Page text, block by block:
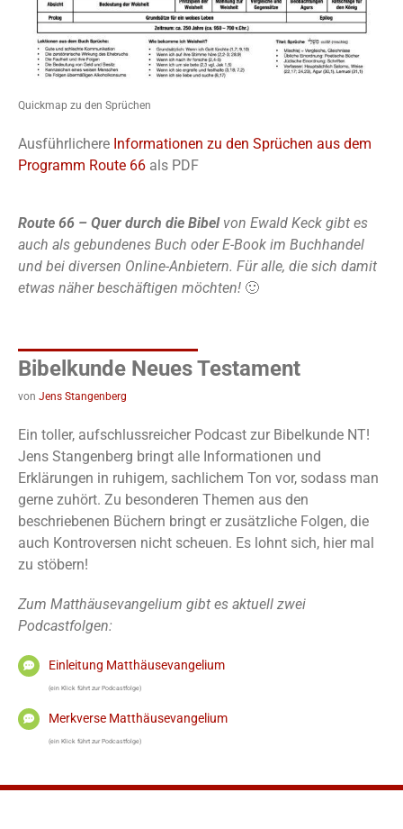
Quickmap zu den Sprüchen
Ausführlichere Informationen zu den Sprüchen aus dem
Programm Route 66 als PDF
Route 66 – Quer durch die Bibel von Ewald Keck gibt es
auch als gebundenes Buch oder E-Book im Buchhandel
und bei diversen Online-Anbietern. Für alle, die sich damit
etwas näher beschäftigen möchten! 🙂
Bibelkunde Neues Testament
von Jens Stangenberg
Ein toller, aufschlussreicher Podcast zur Bibelkunde NT!
Jens Stangenberg bringt alle Informationen und
Erklärungen in ruhigem, sachlichem Ton vor, sodass man
gerne zuhört. Zu besonderen Themen aus den
beschriebenen Büchern bringt er zusätzliche Folgen, die
auch Kontroversen nicht scheuen. Es lohnt sich, hier mal
zu stöbern!
Zum Matthäusevangelium gibt es aktuell zwei
Podcastfolgen:
Einleitung Matthäusevangelium
(ein Klick führt zur Podcastfolge)
Merkverse Matthäusevangelium
(ein Klick führt zur Podcastfolge)